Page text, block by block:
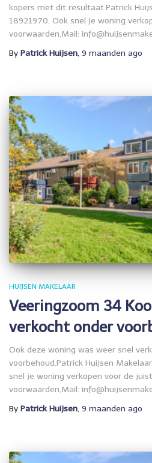
kopers met dit resultaat.Patrick
18921970. Ook snel je woning
voorwaarden,Mail:
By Patrick Huijsen, 9 maanden ago
HUIJSEN MAKELAAR
Veeringzoom 34
verkocht onder
Ook deze woning was weer snel
voorbehoud.Patrick Huijsen
snel je woning verkopen voor de
voorwaarden,Mail:
By Patrick Huijsen, 9 maanden ago